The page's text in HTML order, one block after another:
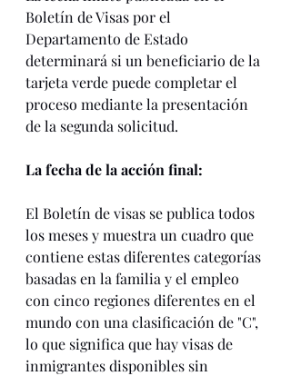
Boletín de Visas por el
Departamento de Estado
determinará si un beneficiario de la
tarjeta verde puede completar el
proceso mediante la presentación
de la segunda solicitud.
La fecha de la acción final:
El Boletín de visas se publica todos
los meses y muestra un cuadro que
contiene estas diferentes categorías
basadas en la familia y el empleo
con cinco regiones diferentes en el
mundo con una clasificación de "C",
lo que significa que hay visas de
inmigrantes disponibles sin